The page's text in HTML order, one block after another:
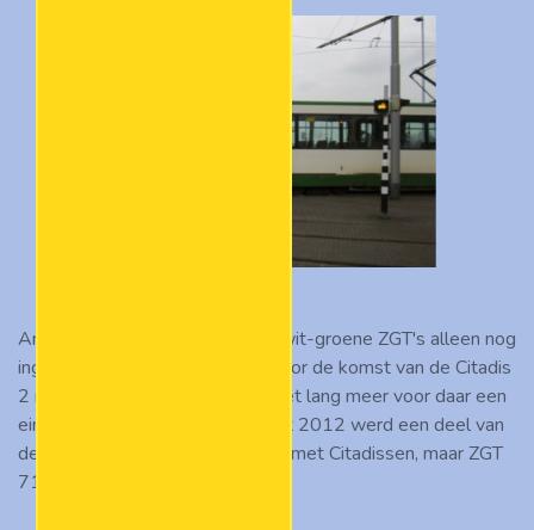
Anno 2011 werden de gele en wit-groene ZGT's alleen nog
ingezet op de lijnen 4, 7 en 8. Door de komst van de Citadis
2 in dat jaar duurde het echter niet lang meer voor daar een
einde aan zou komen. Op 9 maart 2012 werd een deel van
de diensten van lijn 4 al gereden met Citadissen, maar ZGT
712 gaf zich nog niet gewonnen.